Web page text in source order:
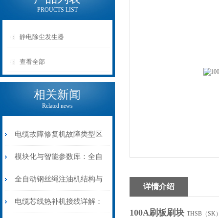
PROUCTS LIST
静电除尘发生器
查看全部
相关新闻
Related news
电缆故障修复机故障类型区
分指南：从“绝缘电
阻”到“波形特征”的精准诊
断逻辑
模块化与智能参数库：全自
动电缆修复机的快速换型逻
辑
全自动钢丝绳注油机结构与
工作原理：揭秘高效润滑的
电缆芯线热补机接线详解：
详情介绍
100A刷板刷块 THSB（SK